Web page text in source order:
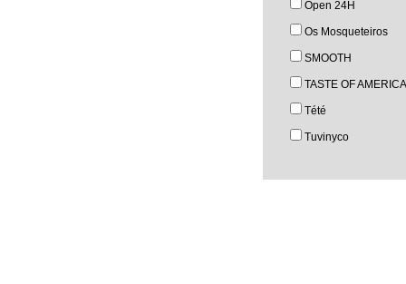
Open 24H
Os Mosqueteiros
SMOOTH
TASTE OF AMERICA
Tété
Tuvinyco